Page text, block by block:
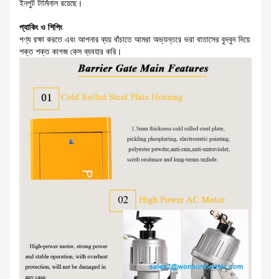
ইনপুট টার্মিনাল রয়েছে।
প্যাকিং ও শিপিং
পণ্য রক্ষা করতে এবং আপনার ব্যয় বাঁচাতে আমরা অভ্যন্তরে ভরা বাতাসের বুদবুদ দিয়ে
শক্ত শক্ত কাগজ কেস ব্যবহার করি।